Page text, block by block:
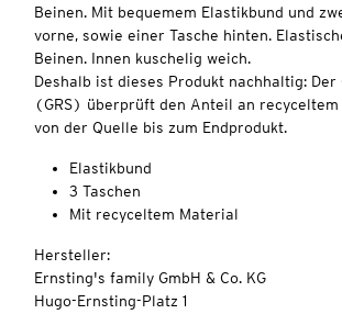
Beinen. Mit bequemem Elastikbund und
vorne, sowie einer Tasche hinten.
Beinen. Innen kuschelig weich.
Deshalb ist dieses Produkt nachhaltig: Der
(GRS) überprüft den Anteil an
von der Quelle bis zum Endprodukt.
Elastikbund
3 Taschen
Mit recyceltem Material
Hersteller:
Ernsting's family GmbH & Co. KG
Hugo-Ernsting-Platz 1